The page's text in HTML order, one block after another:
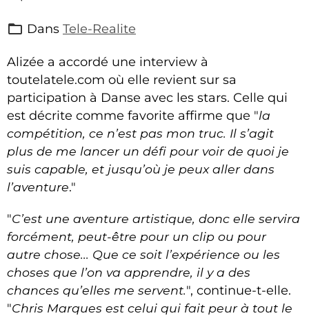
Dans Tele-Realite
Alizée a accordé une interview à
toutelatele.com où elle revient sur sa
participation à Danse avec les stars. Celle qui
est décrite comme favorite affirme que "la
compétition, ce n’est pas mon truc. Il s’agit
plus de me lancer un défi pour voir de quoi je
suis capable, et jusqu’où je peux aller dans
l’aventure."
"C’est une aventure artistique, donc elle servira
forcément, peut-être pour un clip ou pour
autre chose... Que ce soit l’expérience ou les
choses que l’on va apprendre, il y a des
chances qu’elles me servent.", continue-t-elle.
"Chris Marques est celui qui fait peur à tout le